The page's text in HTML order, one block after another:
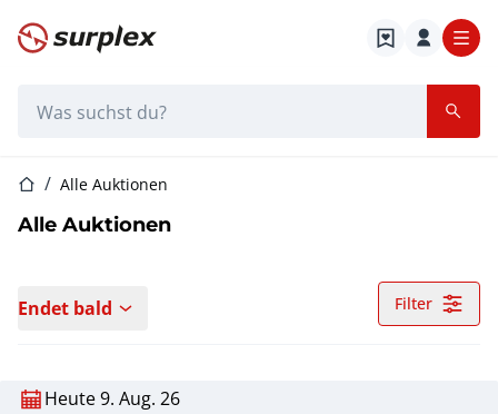
Startseite
StartseiteAlle Auktionen
Alle Auktionen
Endet bald Filter
Heute 9. Aug. 26